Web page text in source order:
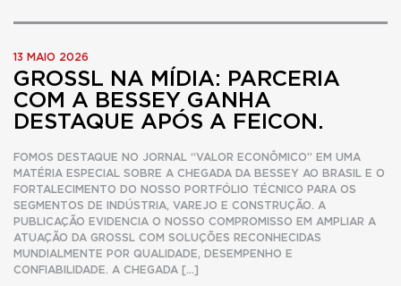
13 MAIO 2026
GROSSL NA MÍDIA: PARCERIA
COM A BESSEY GANHA
DESTAQUE APÓS A FEICON.
FOMOS DESTAQUE NO JORNAL “VALOR ECONÔMICO” EM UMA
MATÉRIA ESPECIAL SOBRE A CHEGADA DA BESSEY AO BRASIL E O
FORTALECIMENTO DO NOSSO PORTFÓLIO TÉCNICO PARA OS
SEGMENTOS DE INDÚSTRIA, VAREJO E CONSTRUÇÃO. A
PUBLICAÇÃO EVIDENCIA O NOSSO COMPROMISSO EM AMPLIAR A
ATUAÇÃO DA GROSSL COM SOLUÇÕES RECONHECIDAS
MUNDIALMENTE POR QUALIDADE, DESEMPENHO E
CONFIABILIDADE. A CHEGADA […]